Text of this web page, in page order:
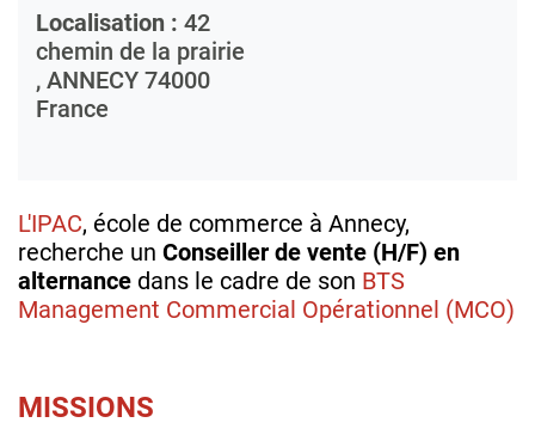
Localisation : 42
chemin de la prairie
, ANNECY 74000
France
L'IPAC, école de commerce à Annecy,
recherche un Conseiller de vente (H/F) en
alternance dans le cadre de son BTS
Management Commercial Opérationnel (MCO)
MISSIONS